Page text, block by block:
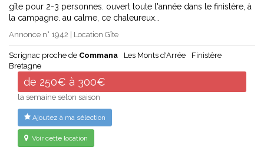
gîte pour 2-3 personnes. ouvert toute l'année dans le finistère, à
la campagne. au calme, ce chaleureux…
Annonce n° 1942 | Location Gîte
Scrignac proche de Commana Les Monts d'Arrée
Finistère
Bretagne
de 250€ à 300€
la semaine selon saison
Ajoutez à ma sélection
Voir cette location